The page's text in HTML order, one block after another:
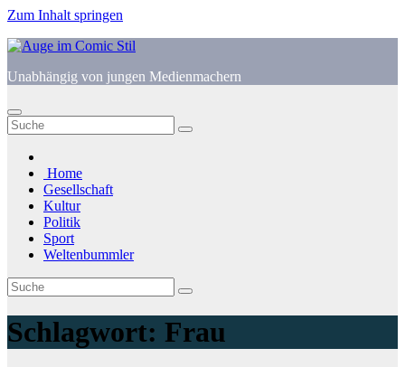
Zum Inhalt springen
Unabhängig von jungen Medienmachern
Home
Gesellschaft
Kultur
Politik
Sport
Weltenbummler
Schlagwort: Frau